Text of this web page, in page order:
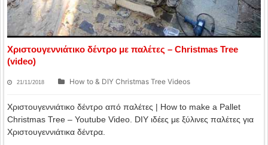
Χριστουγεννιάτικο δέντρο με παλέτες – Christmas Tree
(video)
21/11/2018 How to & DIY Christmas Tree Videos
Χριστουγεννιάτικο δέντρο από παλέτες | How to make a Pallet
Christmas Tree – Youtube Video. DIY ιδέες με ξύλινες παλέτες για
Χριστουγεννιάτικα δέντρα.